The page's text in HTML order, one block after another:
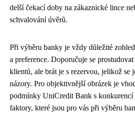
delší čekací doby na zákaznické lince
schvalování úvěrů.
Při výběru banky je vždy důležité
a preference. Doporučuje se
klientů, ale brát je s rezervou, jelikož se
názory. Pro objektivnější obrázek je
podmínky UniCredit Bank s konkurencí
faktory, které jsou pro vás při výběru